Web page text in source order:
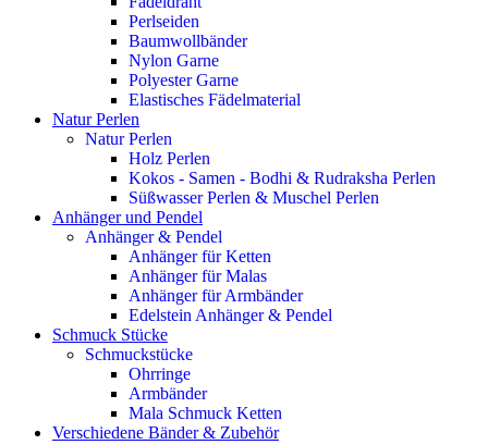
Perlseiden
Baumwollbänder
Nylon Garne
Polyester Garne
Elastisches Fädelmaterial
Natur Perlen
Natur Perlen
Holz Perlen
Kokos - Samen - Bodhi & Rudraksha Perlen
Süßwasser Perlen & Muschel Perlen
Anhänger und Pendel
Anhänger & Pendel
Anhänger für Ketten
Anhänger für Malas
Anhänger für Armbänder
Edelstein Anhänger & Pendel
Schmuck Stücke
Schmuckstücke
Ohrringe
Armbänder
Mala Schmuck Ketten
Verschiedene Bänder & Zubehör